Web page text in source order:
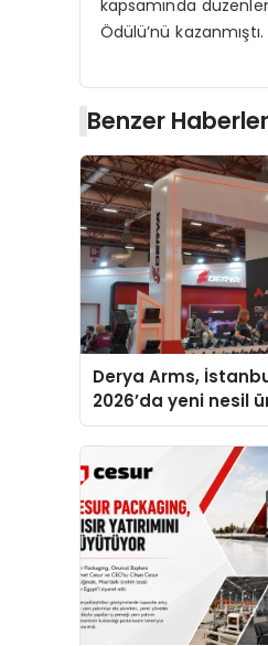
kapsamında
Ödülü’nü kazanmıştı.
Benzer Haberler
Derya Arms,
2026’da yeni nesil
global marka
sergiledi